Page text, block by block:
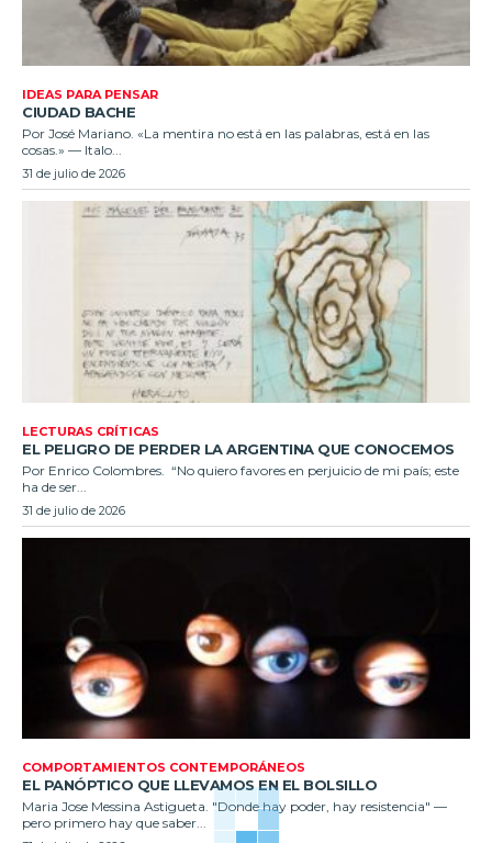
IDEAS PARA PENSAR
CIUDAD BACHE
Por José Mariano. «La mentira no está en las palabras, está en las
cosas.» — Italo...
31 de julio de 2026
LECTURAS CRÍTICAS
EL PELIGRO DE PERDER LA ARGENTINA QUE CONOCEMOS
Por Enrico Colombres. “No quiero favores en perjuicio de mi país; este
ha de ser...
31 de julio de 2026
COMPORTAMIENTOS CONTEMPORÁNEOS
EL PANÓPTICO QUE LLEVAMOS EN EL BOLSILLO
Maria Jose Messina Astigueta. "Donde hay poder, hay resistencia" —
pero primero hay que saber...